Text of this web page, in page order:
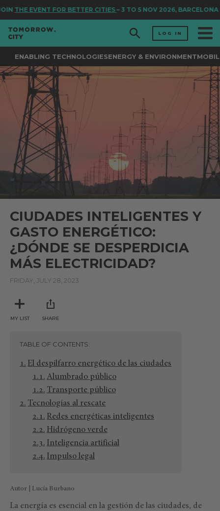
THE EVENT FOR BETTER CITIES– 3 TO 5 NOV 2026, BARCELONA
LOG IN
ENABLING TECHNOLOGIESENERGY & ENVIRONMENT
CIUDADES INTELIGENTES Y
GASTO ENERGÉTICO:
¿DÓNDE SE DESPERDICIA
MÁS ELECTRICIDAD?
FRIDAY, JULY 28, 2023
MY LIST SHARE
TABLE OF CONTENTS
El despilfarro energético de las ciudades
Alumbrado público
Transporte público
Tecnologías al rescate
Redes energéticas inteligentes
Hidrógeno verde
Inteligencia artificial
Impulso legal
Autor | Lucía Burbano
La energía es esencial en la gestión de las ciudades, de